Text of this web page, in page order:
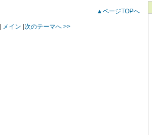
▲ページTOPへ
メイン 次のテーマへ >>